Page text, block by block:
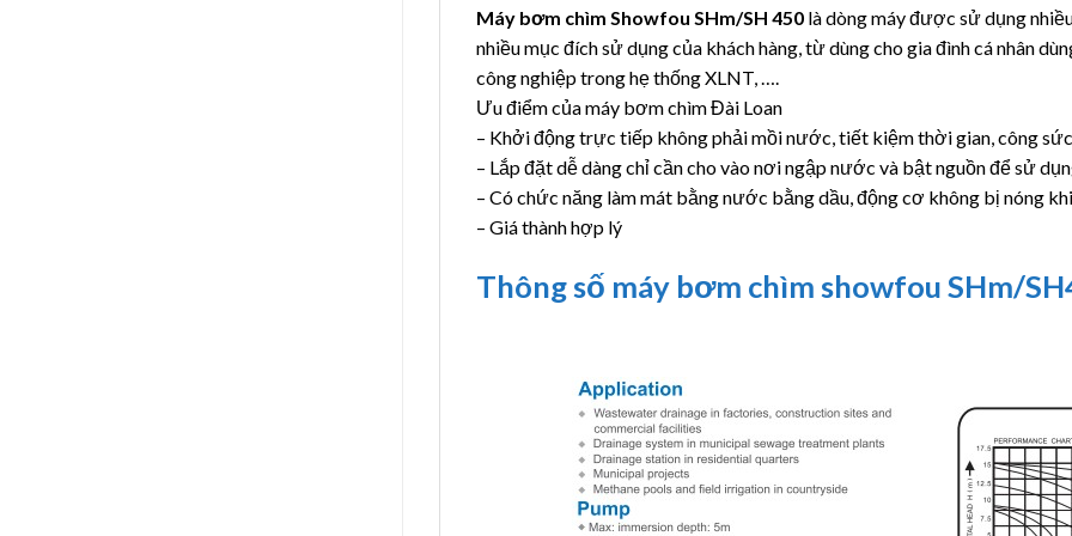
Máy bơm chìm Showfou SHm/SH 450 là dòng máy được sử dụng
nhiều mục đích sử dụng của khách hàng, từ dùng cho gia đình cá nhân
công nghiệp trong hẹ thống XLNT, ….
Ưu điểm của máy bơm chìm Đài Loan
– Khởi động trực tiếp không phải mồi nước, tiết kiệm thời gian, công
– Lắp đặt dễ dàng chỉ cần cho vào nơi ngập nước và bật nguồn để sử
– Có chức năng làm mát bằng nước bằng dầu, động cơ không bị nóng
– Giá thành hợp lý
Thông số máy bơm chìm showfou SHm/